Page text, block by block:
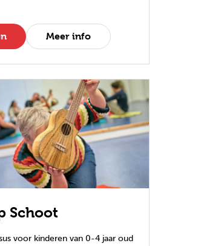
Meer info
Schoot
voor kinderen van 0-4 jaar oud